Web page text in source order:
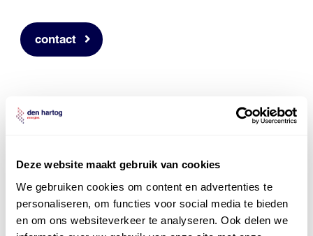
Deze website maakt gebruik van cookies
We gebruiken cookies om content en advertenties te
personaliseren, om functies voor social media te bieden
en om ons websiteverkeer te analyseren. Ook delen we
contact